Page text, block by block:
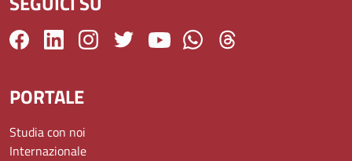
PORTALE
Studia con noi
Internazionale